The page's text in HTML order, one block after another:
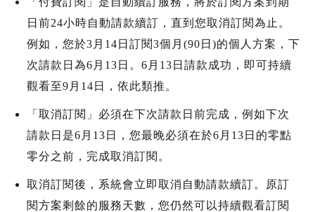
日前24小時自動請款續訂，直到您取消訂閱為止。
例如，您於3月14日訂閱3個月(90日)的個人方案，下
次請款日為6月13日。6月13日請款成功，即可持續
觀看至9月14日，依此類推。
「取消訂閱」必須在下次請款日前完成，例如下次
請款日是6月13日，您最晚必須在於6月13日的零點
零分之前，完成取消訂閱。
取消訂閱後，系統會立即取消自動請款續訂。原訂
閱方案剩餘的服務天數，您仍然可以持續觀看訂閱